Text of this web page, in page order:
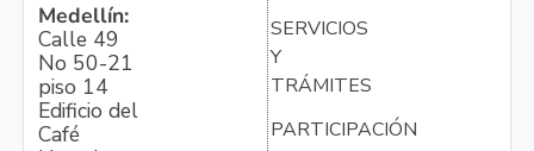
Medellín:
Calle 49
No 50-21
piso 14
Edificio del
Café
SERVICIOS
Y
TRÁMITES
PARTICIPACIÓN